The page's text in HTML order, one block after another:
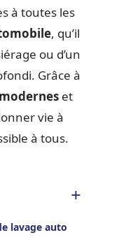
à toutes les
, qu’il
ou d’un
Grâce à
et
vie à
à tous.
lavage auto